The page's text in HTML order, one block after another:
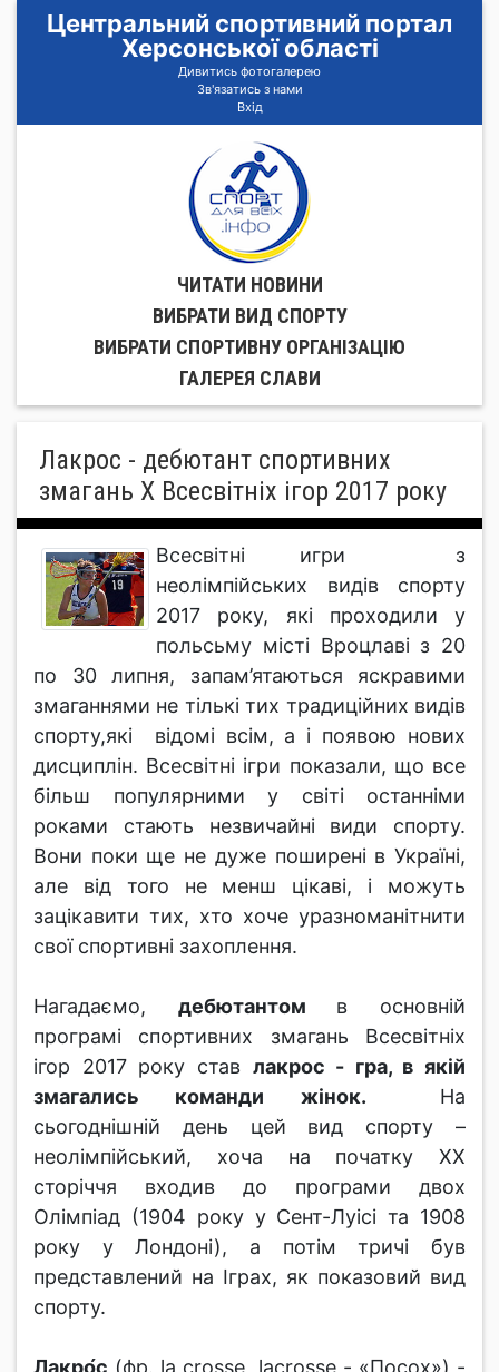
Центральний спортивний портал
Херсонської області
Дивитись фотогалерею
Зв'язатись з нами
Вхід
ЧИТАТИ НОВИНИ
ВИБРАТИ ВИД СПОРТУ
ВИБРАТИ СПОРТИВНУ ОРГАНIЗАЦIЮ
ГАЛЕРЕЯ СЛАВИ
Лакрос - дебютант спортивних
змагань Х Всесвітніх ігор 2017 року
Всесвітні игри з
неолімпійських видів спорту
2017 року, які проходили у
польсьму місті Вроцлаві з 20
по 30 липня, запам’ятаються яскравими
змаганнями не тількі тих традиційних видів
спорту,які відомі всім, а і появою нових
дисциплін. Всесвітні ігри показали, що все
більш популярними у світі останніми
роками стають незвичайні види спорту.
Вони поки ще не дуже поширені в Україні,
але від того не менш цікаві, і можуть
зацікавити тих, хто хоче уразноманітнити
свої спортивні захоплення.
Нагадаємо, дебютантом в основній
програмі спортивних змагань Всесвітніх
ігор 2017 року став лакрос - гра, в якій
змагались команди жінок. На
сьогоднішній день цей вид спорту –
неолімпійський, хоча на початку ХХ
сторіччя входив до програми двох
Олімпіад (1904 року у Сент-Луісі та 1908
року у Лондоні), а потім тричі був
представлений на Іграх, як показовий вид
спорту.
Лакро́с (фр. la crosse, lacrosse - «Посох») -